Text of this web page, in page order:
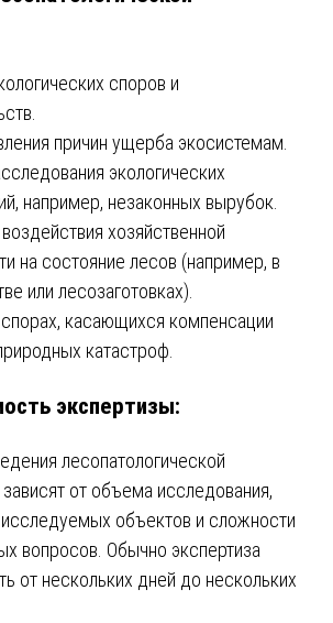
споров и
причин ущерба экосистемам.
экологических
например, незаконных вырубок.
хозяйственной
на состояние лесов (например, в
или лесозаготовках).
касающихся компенсации
катастроф.
экспертизы:
лесопатологической
от объема исследования,
исследуемых объектов и сложности
вопросов. Обычно экспертиза
от нескольких дней до нескольких